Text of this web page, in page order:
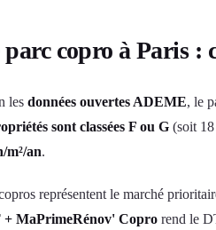
copro à Paris :
les données ouvertes ADEME, le
sont classées F ou G (soit
m²/an.
représentent le marché
+ MaPrimeRénov' Copro rend le